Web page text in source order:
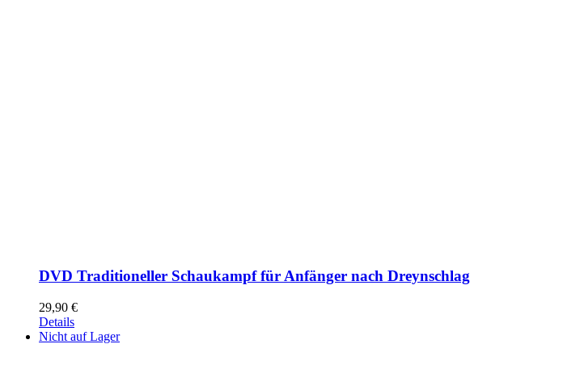
DVD Traditioneller Schaukampf für Anfänger nach Dreynschlag
29,90 €
Details
Nicht auf Lager